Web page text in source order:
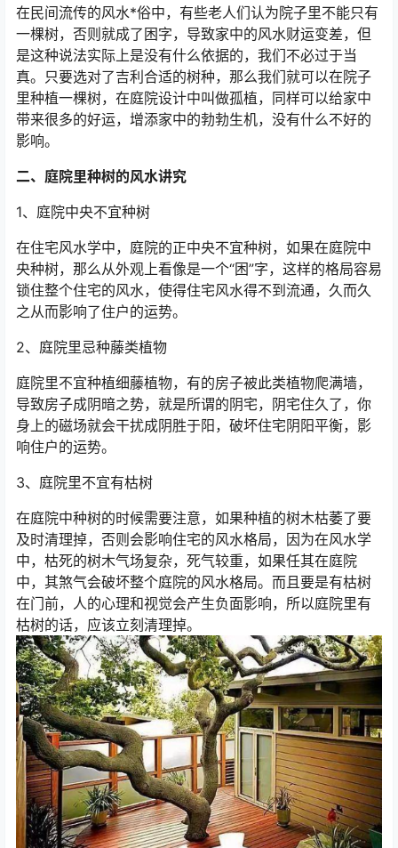
在民间流传的风水*俗中，有些老人们认为院子里不能只有
一棵树，否则就成了困字，导致家中的风水财运变差，但
是这种说法实际上是没有什么依据的，我们不必过于当
真。只要选对了吉利合适的树种，那么我们就可以在院子
里种植一棵树，在庭院设计中叫做孤植，同样可以给家中
带来很多的好运，增添家中的勃勃生机，没有什么不好的
影响。
二、庭院里种树的风水讲究
1、庭院中央不宜种树
在住宅风水学中，庭院的正中央不宜种树，如果在庭院中
央种树，那么从外观上看像是一个“困”字，这样的格局容易
锁住整个住宅的风水，使得住宅风水得不到流通，久而久
之从而影响了住户的运势。
2、庭院里忌种藤类植物
庭院里不宜种植细藤植物，有的房子被此类植物爬满墙，
导致房子成阴暗之势，就是所谓的阴宅，阴宅住久了，你
身上的磁场就会干扰成阴胜于阳，破坏住宅阴阳平衡，影
响住户的运势。
3、庭院里不宜有枯树
在庭院中种树的时候需要注意，如果种植的树木枯萎了要
及时清理掉，否则会影响住宅的风水格局，因为在风水学
中，枯死的树木气场复杂，死气较重，如果任其在庭院
中，其煞气会破坏整个庭院的风水格局。而且要是有枯树
在门前，人的心理和视觉会产生负面影响，所以庭院里有
枯树的话，应该立刻清理掉。